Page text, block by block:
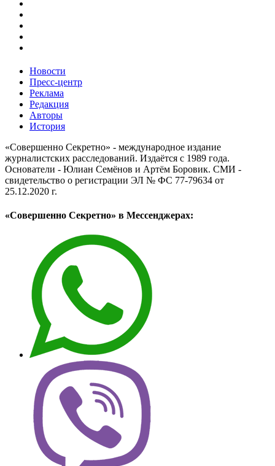
Новости
Пресс-центр
Реклама
Редакция
Авторы
История
«Совершенно Секретно» - международное издание
журналистских расследований. Издаётся с 1989 года.
Основатели - Юлиан Семёнов и Артём Боровик. CМИ -
свидетельство о регистрации ЭЛ № ФС 77-79634 от
25.12.2020 г.
«Совершенно Секретно» в Мессенджерах: